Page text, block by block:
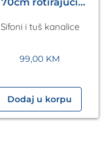
Sifoni i tuš kanalice
99,00 KM
Dodaj u korpu